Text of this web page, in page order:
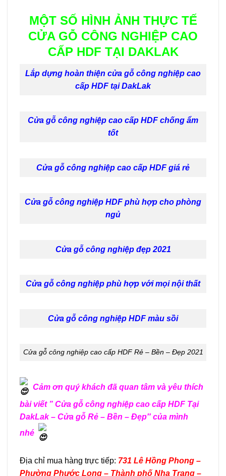
MỘT SỐ HÌNH ẢNH THỰC TẾ
CỬA GỖ CÔNG NGHIỆP CAO
CẤP HDF TẠI DAKLAK
Lắp dựng hoàn thiện cửa gỗ công nghiệp cao
cấp HDF tại DakLak
Cửa gỗ công nghiệp cao cấp HDF chống ẩm
tốt
Cửa gỗ công nghiệp cao cấp HDF giá rẻ
Cửa gỗ công nghiệp HDF phù hợp cho phòng
ngủ
Cửa gỗ công nghiệp đẹp 2021
Cửa gỗ công nghiệp phù hợp với mọi nội thất
Cửa gỗ công nghiệp HDF màu sồi
Cửa gỗ công nghiệp cao cấp HDF Rẻ – Bền – Đẹp 2021
Cảm ơn quý khách đã quan tâm và yêu thích
bài viết ” Cửa gỗ công nghiệp cao cấp HDF Tại
DakLak – Cửa gỗ Rẻ – Bền – Đẹp″ của mình
nhé
Địa chỉ mua hàng trực tiếp: 731 Lê Hồng Phong –
Phường Phước Long – Thành phố Nha Trang –